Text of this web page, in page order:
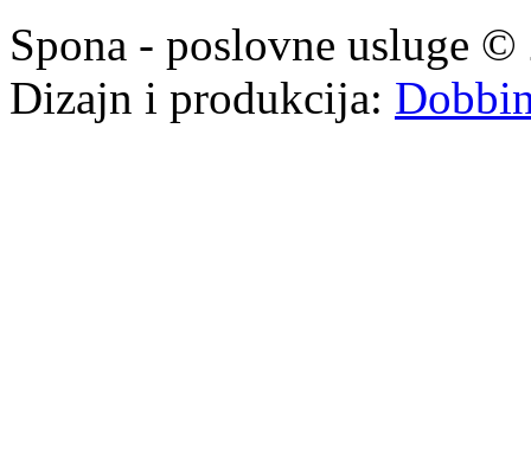
Spona - poslovne usluge
Dizajn i produkcija: